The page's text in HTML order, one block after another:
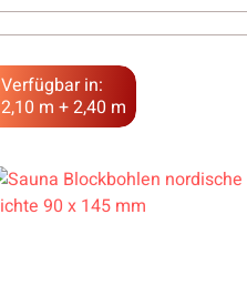
Verfügbar in:
2,10 m + 2,40 m